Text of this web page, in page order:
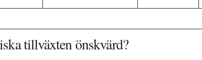
tillväxten önskvärd?